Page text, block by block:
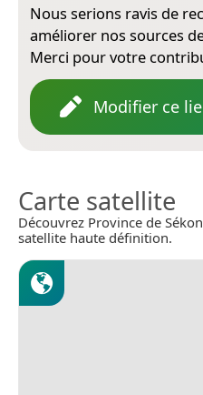
Nous serions ravis de
améliorer nos sources
Merci pour votre
Modifier ce
Carte satellite
Découvrez Province de
satellite haute définition.